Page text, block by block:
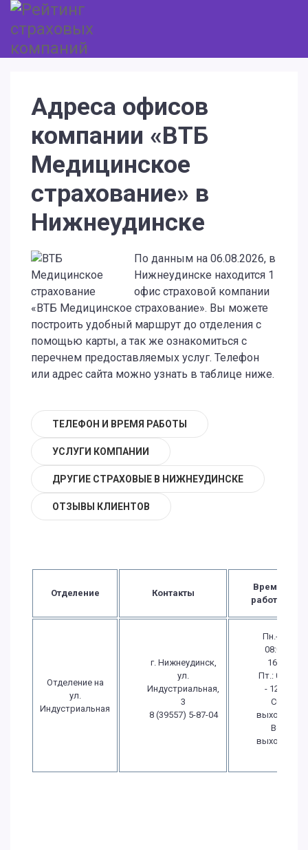
Адреса офисов
компании «ВТБ
Медицинское
страхование» в
Нижнеудинске
По данным на 06.08.2026, в
Нижнеудинске находится 1
офис страховой компании
«ВТБ Медицинское страхование». Вы можете
построить удобный маршрут до отделения с
помощью карты, а так же ознакомиться с
перечнем предоставляемых услуг. Телефон
или адрес сайта можно узнать в таблице ниже.
ТЕЛЕФОН И ВРЕМЯ РАБОТЫ
УСЛУГИ КОМПАНИИ
ДРУГИЕ СТРАХОВЫЕ В НИЖНЕУДИНСКЕ
ОТЗЫВЫ КЛИЕНТОВ
Отделение Контакты
Время
работы
Отделение на
ул.
Индустриальная
г. Нижнеудинск,
ул.
Индустриальная,
3
8 (39557) 5-87-04
Пн.-Чт.:
08:00 -
16:30
Пт.: 08:00
- 12:00
Сб.:
выходной
Вс.:
выходной